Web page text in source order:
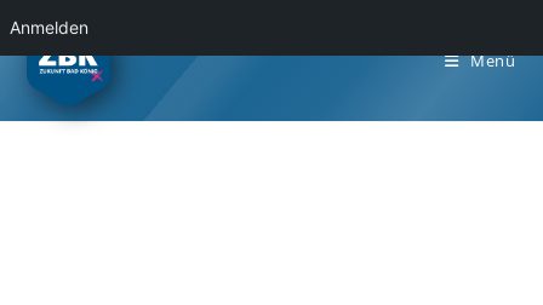
Anmelden
Menü